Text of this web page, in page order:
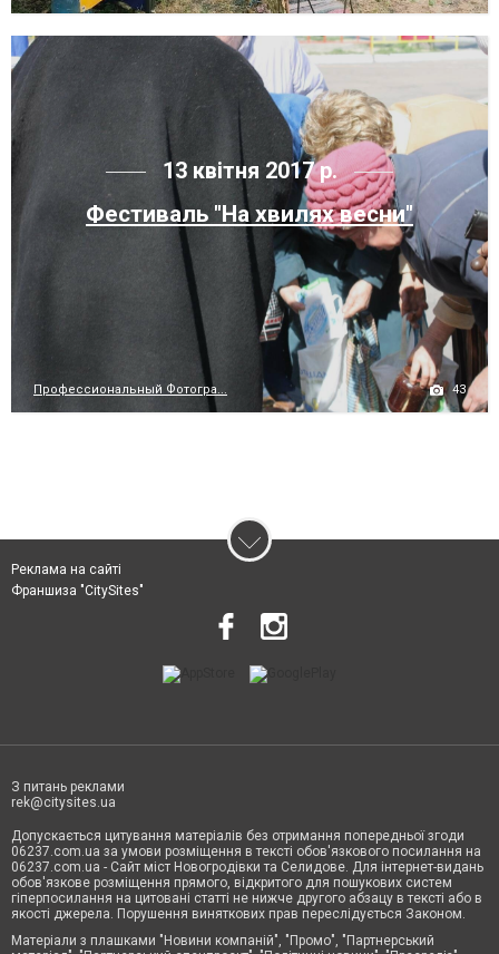
13 квітня 2017 р.
Фестиваль "На хвилях весни"
Профессиональный Фотогра... 43
Реклама на сайті
Франшиза "CitySites"
З питань реклами
rek@citysites.ua
Допускається цитування матеріалів без отримання попередньої згоди
06237.com.ua за умови розміщення в тексті обов'язкового посилання на
06237.com.ua - Сайт міст Новогродівки та Селидове. Для інтернет-видань
обов'язкове розміщення прямого, відкритого для пошукових систем
гіперпосилання на цитовані статті не нижче другого абзацу в тексті або в
якості джерела. Порушення виняткових прав переслідується Законом.
Матеріали з плашками "Новини компаній", "Промо", "Партнерський